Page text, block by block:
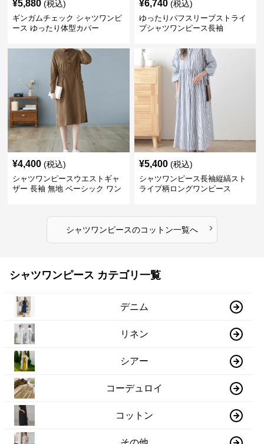
¥5,880 (税込)
ギンガムチェック シャツワンピ
ース ゆったり体型カバー
¥6,740 (税込)
ゆったりパフスリーブストライ
プシャツワンピース長袖
¥4,400 (税込)
シャツワンピースウエストギャ
ザー 長袖 無地 ベーシック ワン
¥5,400 (税込)
シャツワンピース長袖縦縞スト
ライプ柄ロングワンピース
シャツワンピースのコットン一覧へ ›
シャツワンピース カテゴリ一覧
デニム
リネン
シアー
コーデュロイ
コットン